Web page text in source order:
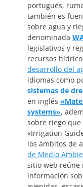
portugués,
también es
sobre agua y
denominada
legislativos y
recursos
desarrollo del
idiomas como
sistemas de
en inglés
systems»,
sobre riego que
«Irrigation
los ámbitos de
de Medio
sitio web reúne
información